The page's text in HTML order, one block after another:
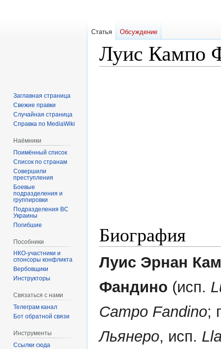
Луис Кампо
Биография
Луис Эрнан
Фандино (исп.
Campo Fandino;
Льянеро, исп.
Статья Обсуждение
Заглавная страница
Свежие правки
Случайная страница
Справка по MediaWiki
Наёмники
Поимённый список
Список по странам
Совершили
преступления
Боевые
подразделения и
группировки
Подразделения ВС
Украины
Погибшие
Пособники
спонсоры конфликта
‏‎Вербовщики
Инструкторы
Связаться с нами
Телеграм канал
Бот обратной связи
Инструменты
Ссылки сюда